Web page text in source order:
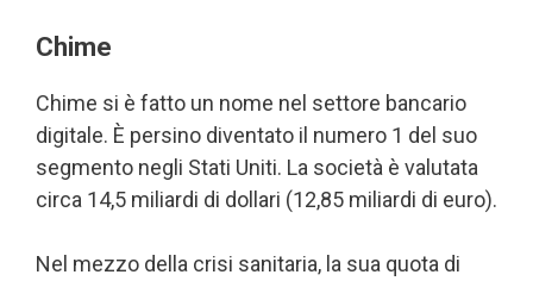
Chime
Chime si è fatto un nome nel settore bancario
digitale. È persino diventato il numero 1 del suo
segmento negli Stati Uniti. La società è valutata
circa 14,5 miliardi di dollari (12,85 miliardi di euro).
Nel mezzo della crisi sanitaria, la sua quota di